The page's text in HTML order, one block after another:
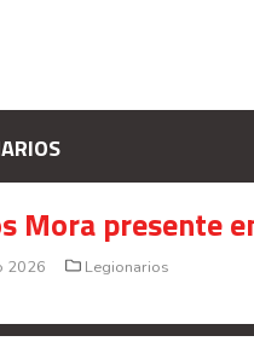
Mora presente
2026 Legionarios